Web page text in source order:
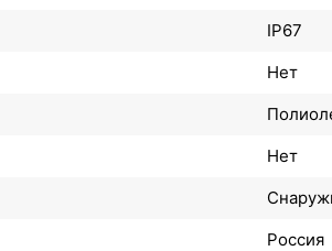
IP67
Нет
Нет
Россия